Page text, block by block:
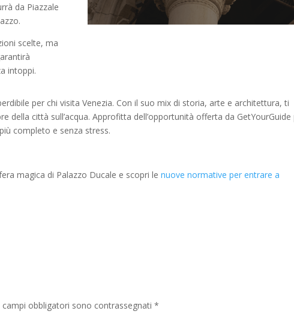
da Piazzale
scelte, ma
intoppi.
per chi visita Venezia. Con il suo mix di storia, arte e architettura, ti
della città sull’acqua. Approfitta dell’opportunità offerta da GetYourGuide
completo e senza stress.
magica di Palazzo Ducale e scopri lenuove normative per entrare a
campi obbligatori sono contrassegnati*